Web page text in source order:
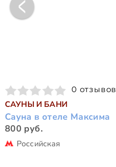
0 отзывов
САУНЫ И БАНИ
Сауна в отеле Максима
800 руб.
Российская